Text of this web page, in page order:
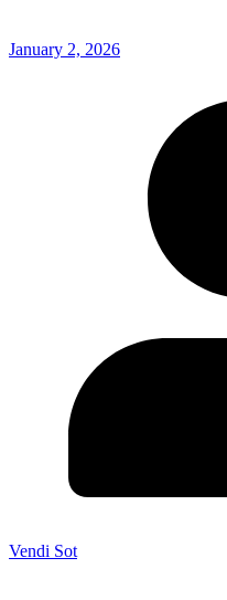
January 2, 2026
Vendi Sot